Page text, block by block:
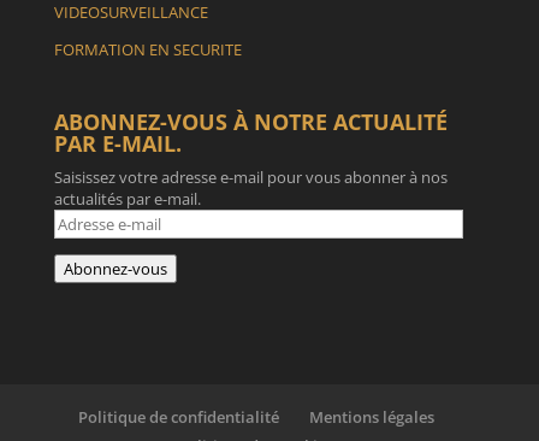
VIDEOSURVEILLANCE
FORMATION EN SECURITE
ABONNEZ-VOUS À NOTRE ACTUALITÉ
PAR E-MAIL.
Saisissez votre adresse e-mail pour vous abonner à nos
actualités par e-mail.
Adresse
e-
mail
Abonnez-vous
Politique de confidentialité
Mentions légales